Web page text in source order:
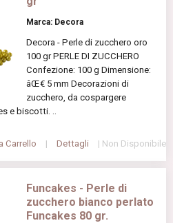
Marca: Decora
Decora - Perle di zucchero oro
100 gr PERLE DI ZUCCHERO
Confezione: 100 g Dimensione:
âŒ€ 5 mm Decorazioni di
zucchero, da cospargere
e biscotti. ..
Carrello | Dettagli | Non Disponibile
Funcakes - Perle di
zucchero bianco perlato
Funcakes 80 gr.